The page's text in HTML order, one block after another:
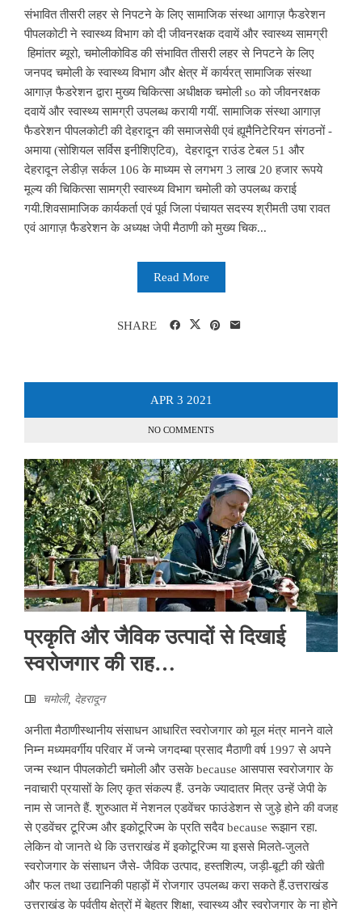
संभावित तीसरी लहर से निपटने के लिए सामाजिक संस्था आगाज़ फैडरेशन
पीपलकोटी ने स्वास्थ्य विभाग को दी जीवनरक्षक दवायें और स्वास्थ्य सामग्री
हिमांतर ब्‍यूरो, चमोलीकोविड की संभावित तीसरी लहर से निपटने के लिए
जनपद चमोली के स्वास्थ्य विभाग और क्षेत्र में कार्यरत् सामाजिक संस्था
आगाज़ फैडरेशन द्वारा मुख्य चिकित्सा अधीक्षक चमोली so को जीवनरक्षक
दवायें और स्वास्थ्य सामग्री उपलब्ध करायी गयीं. सामाजिक संस्था आगाज़
फैडरेशन पीपलकोटी की देहरादून की समाजसेवी एवं ह्यूमैनिटेरियन संगठनों -
अमाया (सोशियल सर्विस इनीशिएटिव), देहरादून राउंड टेबल 51 और
देहरादून लेडीज़ सर्कल 106 के माध्यम से लगभग 3 लाख 20 हजार रूपये
मूल्य की चिकित्सा सामग्री स्वास्थ्य विभाग चमोली को उपलब्ध कराई
गयी.शिवसामाजिक कार्यकर्ता एवं पूर्व जिला पंचायत सदस्य श्रीमती उषा रावत
एवं आगाज़ फैडरेशन के अध्यक्ष जेपी मैठाणी को मुख्य चिक...
Read More
SHARE
APR 3 2021
NO COMMENTS
प्रकृति और जैविक उत्पादों से दिखाई
स्वरोजगार की राह…
चमोली, देहरादून
अनीता मैठाणीस्थानीय संसाधन आधारित स्वरोजगार को मूल मंत्र मानने वाले
निम्न मध्यमवर्गीय परिवार में जन्मे जगदम्बा प्रसाद मैठाणी वर्ष 1997 से अपने
जन्म स्थान पीपलकोटी चमोली और उसके because आसपास स्वरोजगार के
नवाचारी प्रयासों के लिए कृत संकल्प हैं. उनके ज्यादातर मित्र उन्हें जेपी के
नाम से जानते हैं. शुरुआत में नेशनल एडवेंचर फाउंडेशन से जुड़े होने की वजह
से एडवेंचर टूरिज्म और इकोटूरिज्म के प्रति सदैव because रूझान रहा.
लेकिन वो जानते थे कि उत्तराखंड में इकोटूरिज्म या इससे मिलते-जुलते
स्वरोजगार के संसाधन जैसे- जैविक उत्पाद, हस्तशिल्प, जड़ी-बूटी की खेती
और फल तथा उद्यानिकी पहाड़ों में रोजगार उपलब्ध करा सकते हैं.उत्तराखंड
उत्तराखंड के पर्वतीय क्षेत्रों में बेहतर शिक्षा, स्वास्थ्य और स्वरोजगार के ना होने